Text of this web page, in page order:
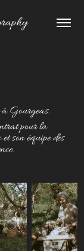
Gourgeas.
pour la
son équipe des